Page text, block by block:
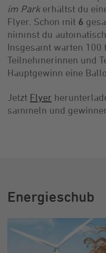
im Parkerhältst du
Flyer. Schon mit 6
nimmst du
Insgesamt warten 100
Teilnehmerinnen und
Hauptgewinn eine
Jetzt Flyer
sammeln und
Energieschub